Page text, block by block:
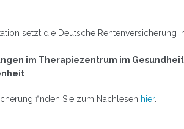
setzt die Deutsche Rentenversicherung
im Therapiezentrum im
finden Sie zum Nachlesen hier.